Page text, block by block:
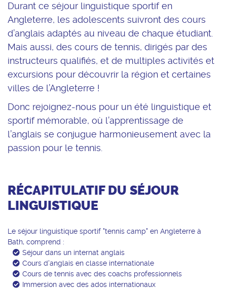
Durant ce séjour linguistique sportif en
Angleterre, les adolescents suivront des cours
d’anglais adaptés au niveau de chaque étudiant.
Mais aussi, des cours de tennis, dirigés par des
instructeurs qualifiés, et de multiples activités et
excursions pour découvrir la région et certaines
villes de l’Angleterre !
Donc rejoignez-nous pour un été linguistique et
sportif mémorable, où l’apprentissage de
l’anglais se conjugue harmonieusement avec la
passion pour le tennis.
Séjour linguistique anglais
Ce programme a été spécialement conçu pour
les adolescents, offrant un équilibre parfait entre
les leçons, les activités sportives, les loisirs et les
Séjour linguistique sportif
combinaison parfaite d’apprentissage de la
langue et de pratique intensive du tennis
activités planifiées garantissent une expérience
immersive et divertissante pour les adolescents
Ecole d’anglais en Angleterre
moderne, comprenant des salles de classe bien
équipées, une salle de jeux et de repos pour des
moments de détente, des zones extérieures pour
profiter de l’air frais, et une cafétéria proposant
chambres doubles, triples ou plus, que les
adolescents partagent avec d’autres
différentes nationalités. Les salles de bains
communes (pour 6 étudiants) sont modernes,
Aéroport Angleterre
Le transfert depuis l’aéroport d’Heathrow
inclus dans notre programme. Ainsi, les arrivées
sont programmées le mercredi entre 10h00 et
RÉCAPITULATIF DU SÉJOUR
LINGUISTIQUE
Le séjour linguistique sportif "tennis camp" en Angleterre à
Bath, comprend :
Séjour dans un internat anglais
Cours d'anglais en classe internationale
Cours de tennis avec des coachs professionnels
Immersion avec des ados internationaux